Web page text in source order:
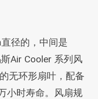
径的，中间是
Air Cooler 系列风
无环形扇叶，配备
小时寿命。风扇规